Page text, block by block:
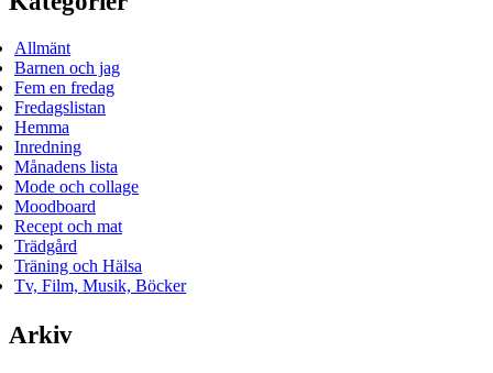
Allmänt
Barnen och jag
Fem en fredag
Fredagslistan
Hemma
Inredning
Månadens lista
Mode och collage
Moodboard
Recept och mat
Trädgård
Träning och Hälsa
Tv, Film, Musik, Böcker
Arkiv